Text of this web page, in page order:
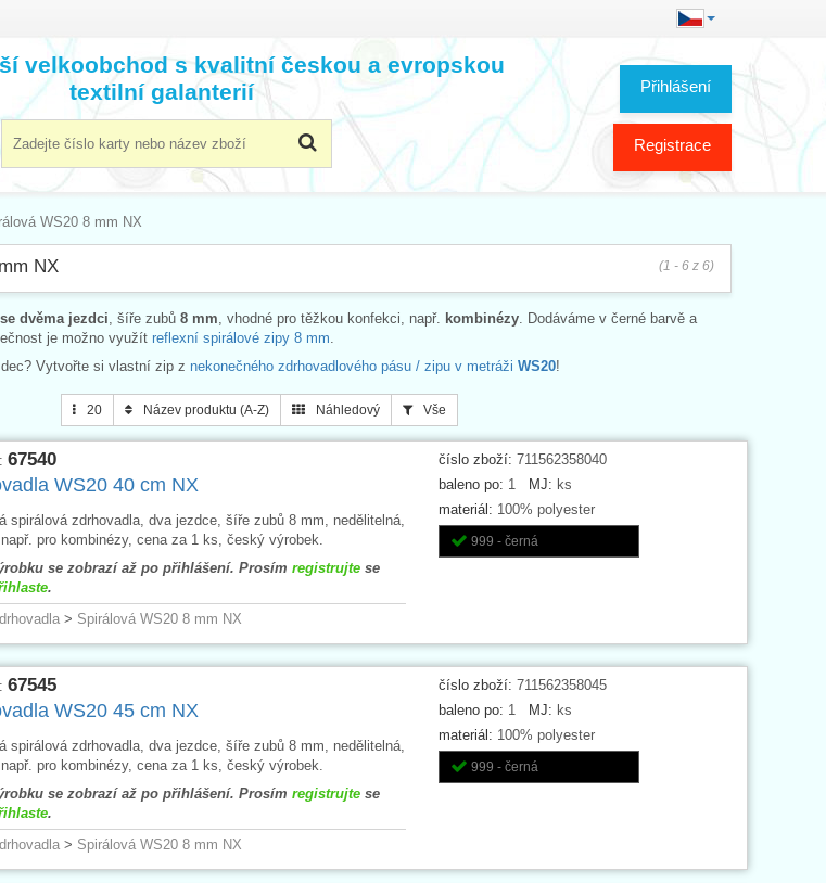
Přihlášení
Registrace
velkoobchod s kvalitní českou a evropskou
textilní galanterií
WS20 8 mm NX
NX (1 - 6 z 6)
se dvěma jezdci , šíře zubů 8 mm , vhodné pro těžkou konfekci, např. kombinézy . Dodáváme v černé barvě a
je možno využít reflexní spirálové zipy 8 mm
Vytvořte si vlastní zip z nekonečného zdrhovadlového pásu / zipu v metráži WS20!
20 Název produktu (A-Z) Náhledový Vše
číslo zboží: 711562358040
baleno po: 1 MJ: ks
materiál: 100% polyester
999 - černá
67540
WS20 40 cm NX
spirálová zdrhovadla, dva jezdce, šíře zubů 8 mm, nedělitelná,
pro kombinézy, cena za 1 ks, český výrobek.
se zobrazí až po přihlášení. Prosím registrujtese
.
> Spirálová WS20 8 mm NX
číslo zboží: 711562358045
baleno po: 1 MJ: ks
materiál: 100% polyester
999 - černá
67545
WS20 45 cm NX
spirálová zdrhovadla, dva jezdce, šíře zubů 8 mm, nedělitelná,
pro kombinézy, cena za 1 ks, český výrobek.
se zobrazí až po přihlášení. Prosím registrujtese
.
> Spirálová WS20 8 mm NX